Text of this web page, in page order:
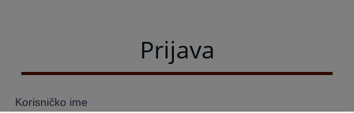
Prijava
Korisničko ime